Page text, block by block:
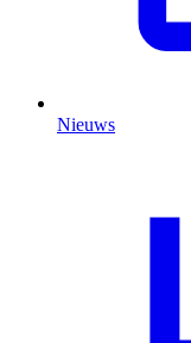
Nieuws